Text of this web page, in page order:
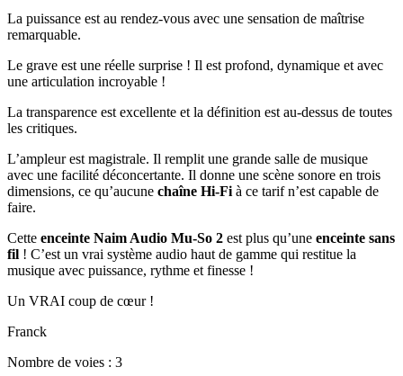
La puissance est au rendez-vous avec une sensation de maîtrise
remarquable.
Le grave est une réelle surprise ! Il est profond, dynamique et avec
une articulation incroyable !
La transparence est excellente et la définition est au-dessus de toutes
les critiques.
L’ampleur est magistrale. Il remplit une grande salle de musique
avec une facilité déconcertante. Il donne une scène sonore en trois
dimensions, ce qu’aucune chaîne Hi-Fi à ce tarif n’est capable de
faire.
Cette enceinte Naim Audio Mu-So 2 est plus qu’une enceinte sans
fil ! C’est un vrai système audio haut de gamme qui restitue la
musique avec puissance, rythme et finesse !
Un VRAI coup de cœur !
Franck
Nombre de voies : 3